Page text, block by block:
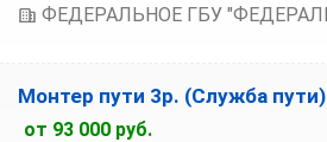
Монтер пути 3р. (Служба пути)
от 93 000 руб.